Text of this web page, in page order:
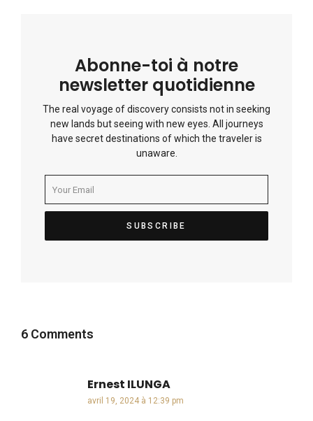
Abonne-toi à notre
newsletter quotidienne
The real voyage of discovery consists not in seeking
new lands but seeing with new eyes. All journeys
have secret destinations of which the traveler is
unaware.
6 Comments
Ernest ILUNGA
avril 19, 2024 à 12:39 pm